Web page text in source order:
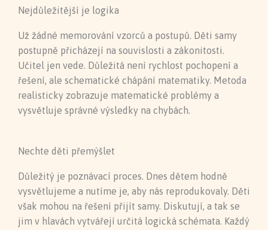
Nejdůležitější je logika
Už žádné memorování vzorců a postupů. Děti samy
postupně přicházejí na souvislosti a zákonitosti.
Učitel jen vede. Důležitá není rychlost pochopení a
řešení, ale schematické chápání matematiky. Metoda
realisticky zobrazuje matematické problémy a
vysvětluje správné výsledky na chybách.
Nechte děti přemýšlet
Důležitý je poznávací proces. Dnes dětem hodně
vysvětlujeme a nutíme je, aby nás reprodukovaly. Děti
však mohou na řešení přijít samy. Diskutují, a tak se
jim v hlavách vytvářejí určitá logická schémata. Každý